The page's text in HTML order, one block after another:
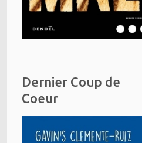
Dernier Coup de
Coeur